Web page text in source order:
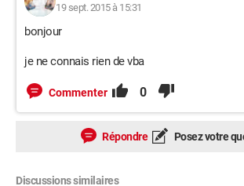
19 sept. 2015 à 15:31
bonjour
je ne connais rien de vba
Commenter 0
Répondre Posez votre
Discussions similaires